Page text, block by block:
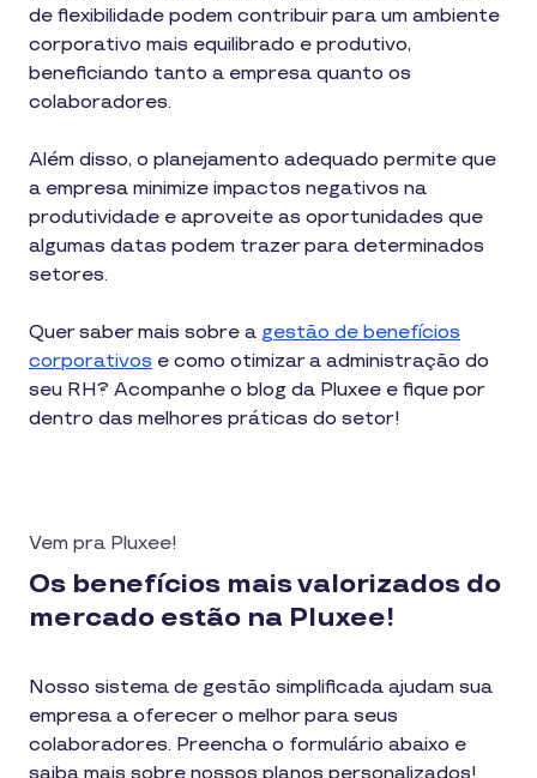
de flexibilidade podem contribuir para um ambiente
corporativo mais equilibrado e produtivo,
beneficiando tanto a empresa quanto os
colaboradores.
Além disso, o planejamento adequado permite que
a empresa minimize impactos negativos na
produtividade e aproveite as oportunidades que
algumas datas podem trazer para determinados
setores.
Quer saber mais sobre a gestão de benefícios
corporativos e como otimizar a administração do
seu RH? Acompanhe o blog da Pluxee e fique por
dentro das melhores práticas do setor!
Vem pra Pluxee!
Os benefícios mais valorizados do
mercado estão na Pluxee!
Nosso sistema de gestão simplificada ajudam sua
empresa a oferecer o melhor para seus
colaboradores. Preencha o formulário abaixo e